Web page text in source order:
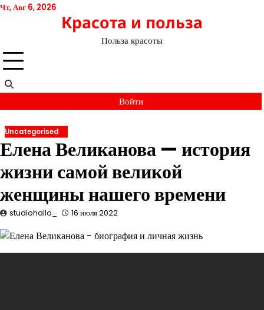
Перейти
Чт, Авг 6, 2026
Красота и польза
Польза красоты
Войти
Uncategorised
Елена Великанова — история
жизни самой великой
женщины нашего времени
studiohallo_ 16 июля 2022